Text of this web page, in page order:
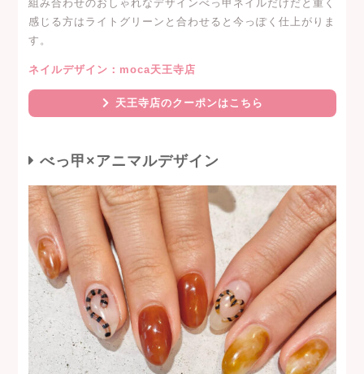
組み合わせのおしゃれなデザインべっ甲ネイルだけだと重く
感じる方はライトグリーンと合わせると今っぽく仕上がりま
す。
ネイルデザイン：moca天王寺店
天王寺店のクーポンはこちら
べっ甲×アニマルデザイン